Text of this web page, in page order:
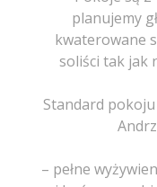
planujemy
kwaterowane
soliści tak jak
Standard
– pełne